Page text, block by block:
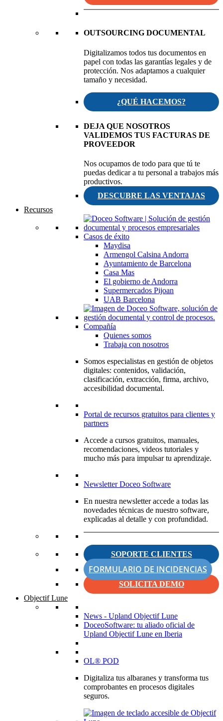
OUTSOURCING DOCUMENTAL
Digitalizamos todos tus documentos en
papel con todas las garantías legales y de
protección. Nos adaptamos a cualquier
tamaño y necesidad.
¿QUÉ HACEMOS?
DEJA QUE NOSOTROS
VALIDEMOS TUS FACTURAS DE
PROVEEDOR
Nos ocupamos de todo para que tú te
puedas dedicar a tu personal a trabajos más
productivos.
DESCUBRE LAS VENTAJAS
Recursos
Casos de éxito
Maydisa
Armengol Calsina Andorra
Ayuntamiento de Barcelona
Casa Mas
El gobierno de Andorra
Supermercados Pijoan
UAB Barcelona
Compañía
Quienes somos
Trabaja con nosotros
Somos especialistas en gestión de objetos
digitales: contenidos, validación,
clasificación, extracción, firma, archivo,
accesibilidad documental.
Portal de recursos gratuitos para clientes y
partners
Accede a cursos gratuitos, manuales,
recomendaciones, videos tutoriales y
mucho más para impulsar tu aprendizaje.
Newsletter Doceo Software
En nuestra newsletter accede a todas las
novedades técnicas de nuestro software,
explicadas al detalle y con profundidad.
SOPORTE CLIENTES
FORMULARIO DE INCIDENCIAS
SOLICITA DEMO
Objectif Lune
News - Upland Objectif Lune
DoceoSoftware: tu aliado oficial de
Upland Objectif Lune en Iberia
OL® POD
Digitaliza tus albaranes y transforma tus
comprobantes en procesos digitales
seguros.